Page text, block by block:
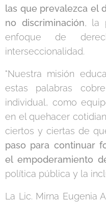
las que prevalezca el
no discriminación, la
enfoque de
interseccionalidad.
"Nuestra misión
estas palabras
individual, como
en el quehacer
ciertos y ciertas de
paso para continuar
el empoderamiento
política pública y la
La Lic. Mirna Eugenia